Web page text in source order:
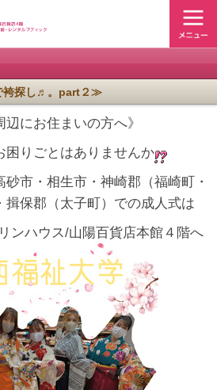
袴探し♬。part２≫
辺にお住まいの方へ》
困りごとはありませんか
市・相生市・神崎郡（福崎町・
揖保郡（太子町）での成人式は
ンハウス/山陽百貨店本館４階へ